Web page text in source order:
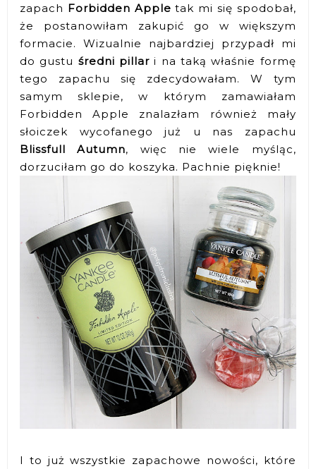
zapach Forbidden Apple tak mi się spodobał,
że postanowiłam zakupić go w większym
formacie. Wizualnie najbardziej przypadł mi
do gustu średni pillar i na taką właśnie formę
tego zapachu się zdecydowałam. W tym
samym sklepie, w którym zamawiałam
Forbidden Apple znalazłam również mały
słoiczek wycofanego już u nas zapachu
Blissfull Autumn, więc nie wiele myśląc,
dorzuciłam go do koszyka. Pachnie pięknie!
I to już wszystkie zapachowe nowości, które